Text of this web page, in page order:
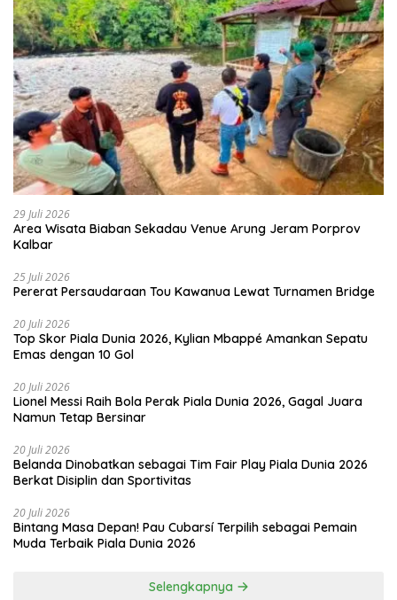
29 Juli 2026
Area Wisata Biaban Sekadau Venue Arung Jeram Porprov
Kalbar
25 Juli 2026
Pererat Persaudaraan Tou Kawanua Lewat Turnamen Bridge
20 Juli 2026
Top Skor Piala Dunia 2026, Kylian Mbappé Amankan Sepatu
Emas dengan 10 Gol
20 Juli 2026
Lionel Messi Raih Bola Perak Piala Dunia 2026, Gagal Juara
Namun Tetap Bersinar
20 Juli 2026
Belanda Dinobatkan sebagai Tim Fair Play Piala Dunia 2026
Berkat Disiplin dan Sportivitas
20 Juli 2026
Bintang Masa Depan! Pau Cubarsí Terpilih sebagai Pemain
Muda Terbaik Piala Dunia 2026
Selengkapnya